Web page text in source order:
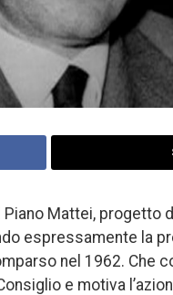
Mattei, progetto
espressamente la
nel 1962. Che
e motiva